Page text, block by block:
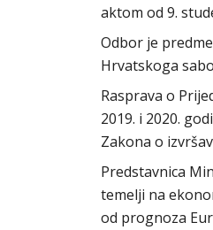
aktom od 9.
Odbor je
Hrvatskoga
Rasprava o
2019. i 2020.
Zakona o
Predstavnica
temelji na
od prognoza